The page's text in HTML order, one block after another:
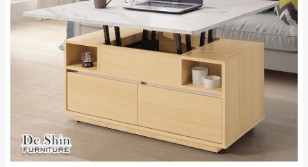
＊A108產品另收運費
新北
雙溪、貢寮、烏
來、平溪、九份、
石門、林口 下福
里、新店山區、三
峽山區、石碇、坪
林、福隆、淡水山
區、北投湖山路、
深坑山區
$ 9,000以上：免
配送範圍：
苗栗至基隆；其它地區暫不開放，如因特殊
地型限制(山區、鄉、鎮、村)、樓梯太小、無
法搬運上樓等因素，導致無法配送，
本公司
保有出貨的權利。
保護物流人員的工作安全，賣家無提供吊掛
服務，若需以吊車或其他的吊掛方式吊運，
費用將由買方自行支付。
因大型傢俱有組裝、配送的問題，並非一般